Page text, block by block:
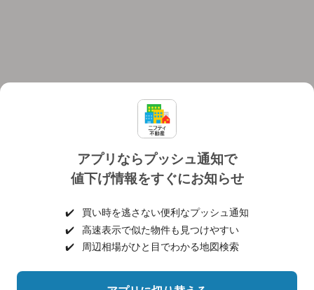
アプリならプッシュ通知で
値下げ情報をすぐにお知らせ
✔️
買い時を逃さない便利なプッシュ通知
✔️
高速表示で似た物件も見つけやすい
✔️
周辺相場がひと目でわかる地図検索
個人情報保護ポリシー 利用規約
ヘルプ・お問い合わせ 採用情報